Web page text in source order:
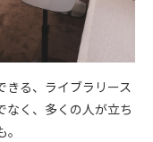
きる、ライブラリース
なく、多くの人が立ち